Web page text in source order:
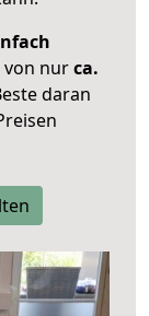
von nurca.
daran